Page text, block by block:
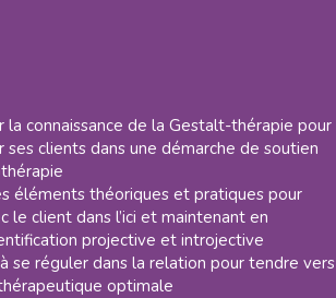
la connaissance de la Gestalt-thérapie pour
ses clients dans une démarche de soutien
éléments théoriques et pratiques pour
le client dans l’ici et maintenant en
projective et introjective
se réguler dans la relation pour tendre vers
optimale